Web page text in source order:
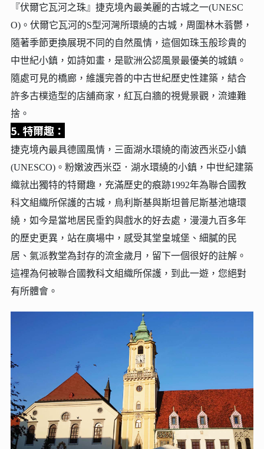
『伏爾它瓦河之珠』捷克境內最美麗的古城之一(UNESC
O)。伏爾它瓦河的S型河灣所環繞的古城，周圍林木蓊鬱，
隨著季節更換展現不同的自然風情，這個如珠玉般珍貴的
中世紀小鎮，如詩如畫，是歐洲公認風景最優美的城鎮。
隨處可見的橋廊，維護完善的中古世紀歷史性建築，結合
許多古樸造型的店舖商家，紅瓦白牆的視覺景觀，流連難
捨。
5. 特爾趣：
捷克境內最具德國風情，三面湖水環繞的南波西米亞小鎮
(UNESCO)。粉嫩波西米亞．湖水環繞的小鎮，中世紀建築
織就出獨特的特爾趣，充滿歷史的痕跡1992年為聯合國教
科文組織所保護的古城，烏利斯基與斯坦普尼斯基池塘環
繞，如今是當地居民垂釣與戲水的好去處，漫漫九百多年
的歷史更異，站在廣場中，感受其堂皇城堡、細膩的民
居、氣派教堂為封存的流金歲月，留下一個很好的註解。
這裡為何被聯合國教科文組織所保護，到此一遊，您絕對
有所體會。